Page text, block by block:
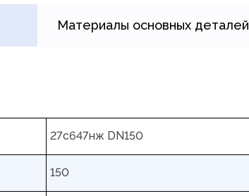
Материалы основных деталей
27с647нж DN150
150